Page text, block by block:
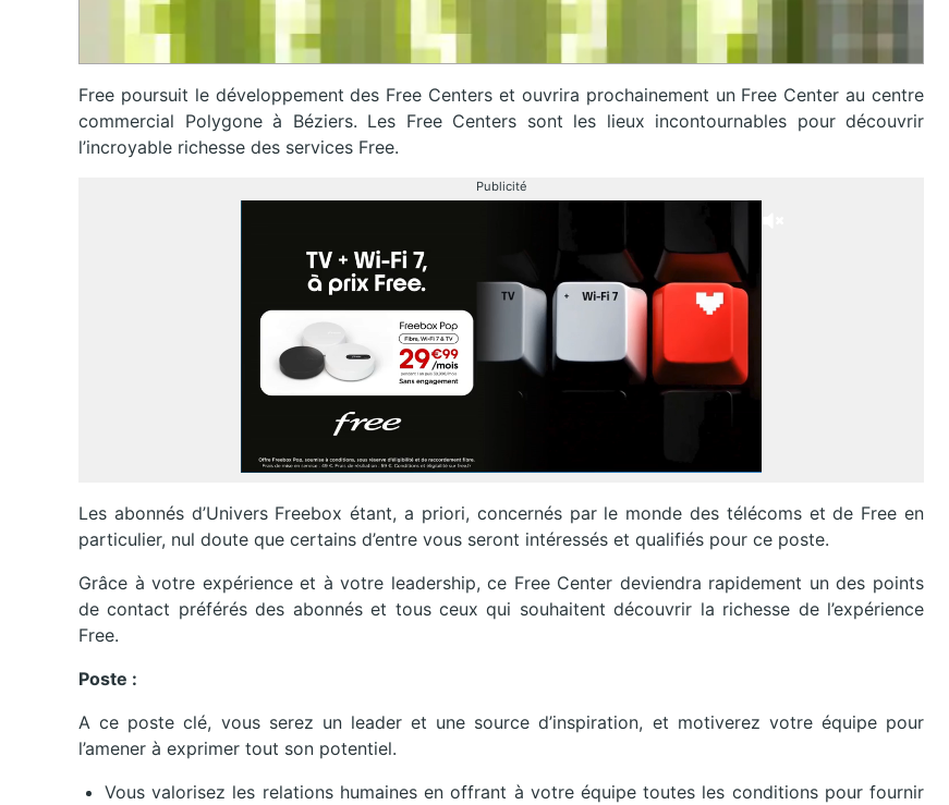
Free poursuit le développement des Free Centers et ouvrira prochainement un Free Center au centre
commercial Polygone à Béziers. Les Free Centers sont les lieux incontournables pour découvrir
l’incroyable richesse des services Free.
Publicité
Les abonnés d’Univers Freebox étant, a priori, concernés par le monde des télécoms et de Free en
particulier, nul doute que certains d’entre vous seront intéressés et qualifiés pour ce poste.
Grâce à votre expérience et à votre leadership, ce Free Center deviendra rapidement un des points
de contact préférés des abonnés et tous ceux qui souhaitent découvrir la richesse de l’expérience
Free.
Poste :
A ce poste clé, vous serez un leader et une source d’inspiration, et motiverez votre équipe pour
l’amener à exprimer tout son potentiel.
Vous valorisez les relations humaines en offrant à votre équipe toutes les conditions pour fournir